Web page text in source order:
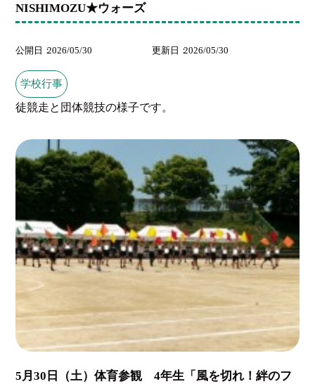
NISHIMOZU★ウォーズ
公開日 2026/05/30 更新日 2026/05/30
学校行事
徒競走と団体競技の様子です。
5月30日（土）体育参観 4年生「風を切れ！絆のフ